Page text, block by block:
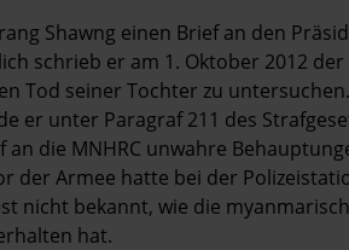
Shawng einen Brief an den
schrieb er am 1. Oktober 2012
Tod seiner Tochter zu
er unter Paragraf 211 des
die MNHRC unwahre
der Armee hatte bei der
nicht bekannt, wie die
hat.